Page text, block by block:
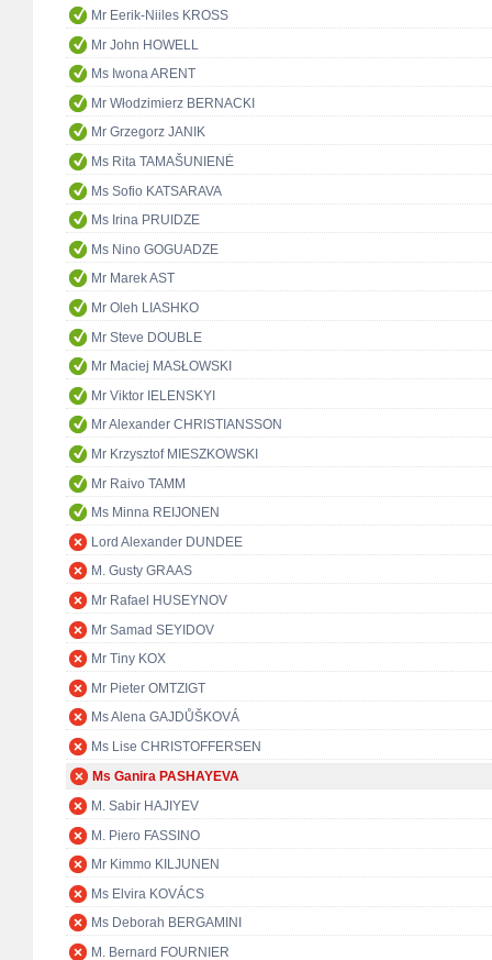
Mr Eerik-Niiles KROSS
Mr John HOWELL
Ms Iwona ARENT
Mr Włodzimierz BERNACKI
Mr Grzegorz JANIK
Ms Rita TAMAŠUNIENĖ
Ms Sofio KATSARAVA
Ms Irina PRUIDZE
Ms Nino GOGUADZE
Mr Marek AST
Mr Oleh LIASHKO
Mr Steve DOUBLE
Mr Maciej MASŁOWSKI
Mr Viktor IELENSKYI
Mr Alexander CHRISTIANSSON
Mr Krzysztof MIESZKOWSKI
Mr Raivo TAMM
Ms Minna REIJONEN
Lord Alexander DUNDEE
M. Gusty GRAAS
Mr Rafael HUSEYNOV
Mr Samad SEYIDOV
Mr Tiny KOX
Mr Pieter OMTZIGT
Ms Alena GAJDŮŠKOVÁ
Ms Lise CHRISTOFFERSEN
Ms Ganira PASHAYEVA
M. Sabir HAJIYEV
M. Piero FASSINO
Mr Kimmo KILJUNEN
Ms Elvira KOVÁCS
Ms Deborah BERGAMINI
M. Bernard FOURNIER